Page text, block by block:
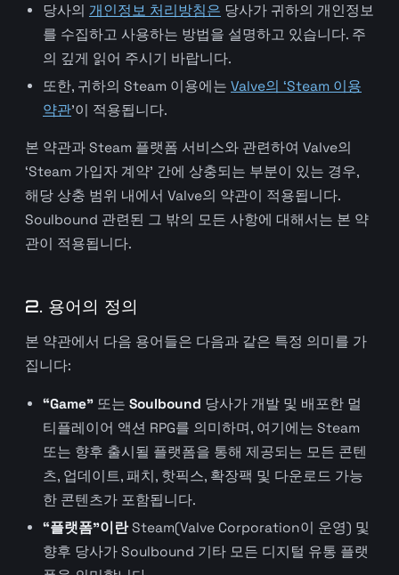
당사의 개인정보 처리방침은 당사가 귀하의 개인정보
를 수집하고 사용하는 방법을 설명하고 있습니다. 주
의 깊게 읽어 주시기 바랍니다.
또한, 귀하의 Steam 이용에는 Valve의 ‘Steam 이용
약관’이 적용됩니다.
본 약관과 Steam 플랫폼 서비스와 관련하여 Valve의
‘Steam 가입자 계약’ 간에 상충되는 부분이 있는 경우,
해당 상충 범위 내에서 Valve의 약관이 적용됩니다.
Soulbound 관련된 그 밖의 모든 사항에 대해서는 본 약
관이 적용됩니다.
2. 용어의 정의
본 약관에서 다음 용어들은 다음과 같은 특정 의미를 가
집니다:
“Game” 또는 Soulbound 당사가 개발 및 배포한 멀
티플레이어 액션 RPG를 의미하며, 여기에는 Steam
또는 향후 출시될 플랫폼을 통해 제공되는 모든 콘텐
츠, 업데이트, 패치, 핫픽스, 확장팩 및 다운로드 가능
한 콘텐츠가 포함됩니다.
“플랫폼”이란Steam(Valve Corporation이 운영) 및
향후 당사가 Soulbound 기타 모든 디지털 유통 플랫